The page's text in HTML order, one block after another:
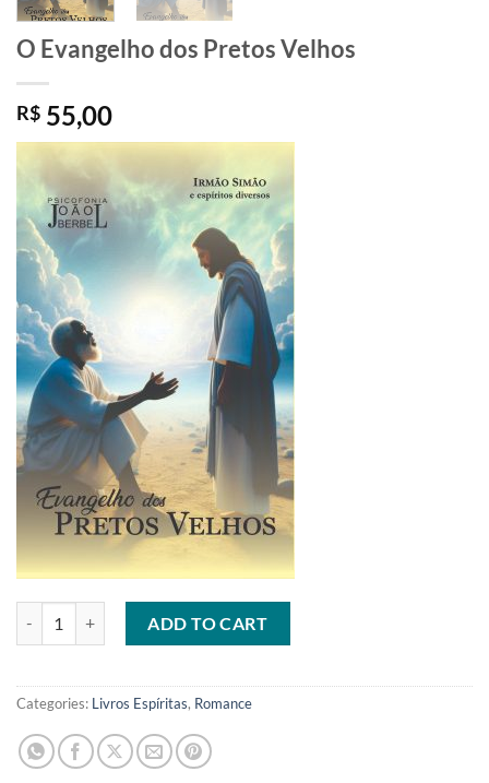
O Evangelho dos Pretos Velhos
R$ 55,00
ADD TO CART
Categories: Livros Espíritas, Romance